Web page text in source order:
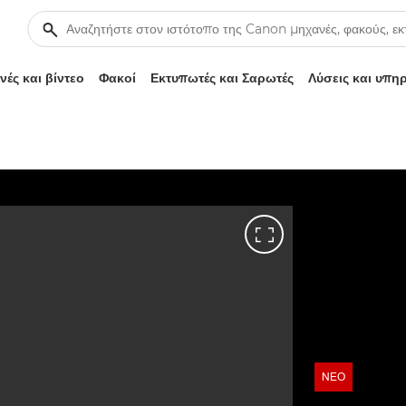
και βίντεο Φακοί Εκτυπωτές και Σαρωτές Λύσεις και
ΝΈΟ